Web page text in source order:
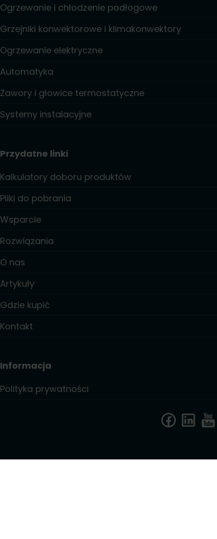
Ogrzewanie i chłodzenie podłogowe
Grzejniki konwektorowe i klimakonwektory
Ogrzewanie elektryczne
Automatyka
Zawory i głowice termostatyczne
Systemy instalacyjne
Przydatne linki
Kalkulatory doboru produktów
Pliki do pobrania
Wsparcie
Rozwiązania
O nas
Artykuły
Gdzie kupić
Kontakt
Informacja
Polityka prywatności